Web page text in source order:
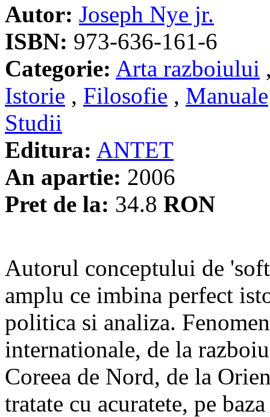
Autor: Joseph Nye jr.
ISBN: 973-636-161-6
Categorie: Arta razboiului
Istorie , Filosofie , Manuale
Studii
Editura: ANTET
An apartie: 2006
Pret de la: 34.8 RON
Autorul conceptului de
amplu ce imbina perfect
politica si analiza.
internationale, de la
Coreea de Nord, de la
tratate cu acuratete, pe